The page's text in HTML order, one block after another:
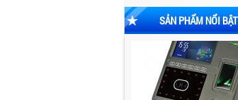
SẢN PHẨM NỔI BẬT